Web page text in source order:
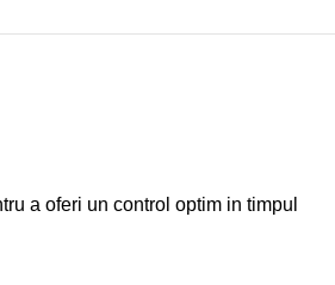
a oferi un control optim in timpul